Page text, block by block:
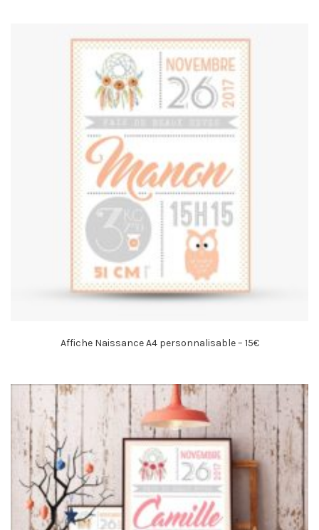
Affiche Naissance A4 personnalisable – 15€